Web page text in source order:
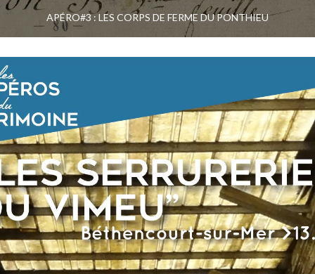
APÉRO#3 : LES CORPS DE FERME DU PONTHIEU